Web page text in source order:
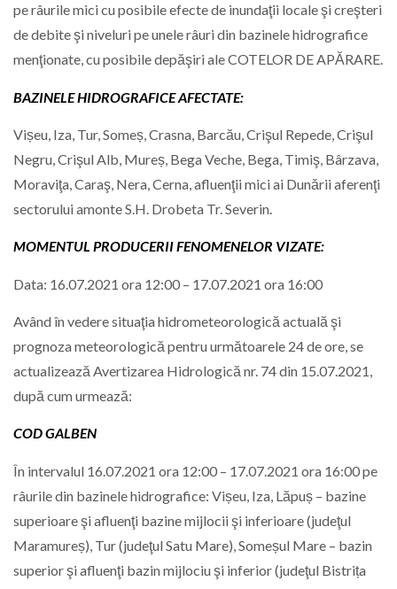
pe râurile mici cu posibile efecte de inundaţii locale şi creşteri
de debite şi niveluri pe unele râuri din bazinele hidrografice
menţionate, cu posibile depăşiri ale COTELOR DE APӐRARE.
BAZINELE HIDROGRAFICE AFECTATE:
Vișeu, Iza, Tur, Someș, Crasna, Barcău, Crişul Repede, Crişul
Negru, Crişul Alb, Mureș, Bega Veche, Bega, Timiş, Bârzava,
Moraviţa, Caraş, Nera, Cerna, afluenţii mici ai Dunării aferenţi
sectorului amonte S.H. Drobeta Tr. Severin.
MOMENTUL PRODUCERII FENOMENELOR VIZATE:
Data: 16.07.2021 ora 12:00 – 17.07.2021 ora 16:00
Având în vedere situaţia hidrometeorologică actuală şi
prognoza meteorologică pentru următoarele 24 de ore, se
actualizează Avertizarea Hidrologică nr. 74 din 15.07.2021,
după cum urmează:
COD GALBEN
În intervalul 16.07.2021 ora 12:00 – 17.07.2021 ora 16:00 pe
râurile din bazinele hidrografice: Vișeu, Iza, Lăpuș – bazine
superioare şi afluenţi bazine mijlocii şi inferioare (judeţul
Maramureș), Tur (judeţul Satu Mare), Someșul Mare – bazin
superior şi afluenţi bazin mijlociu şi inferior (judeţul Bistrița